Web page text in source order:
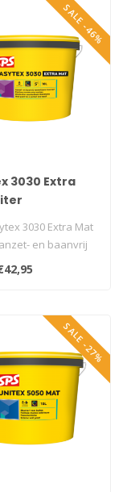
SALE -46%
3030 Extra
3030 Extra Mat
en baanvrij
muurverf. Dé ..
SALE -27%